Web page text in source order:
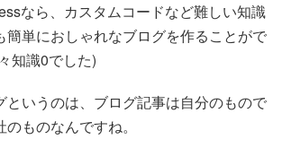
なら、カスタムコードなど難しい知識
簡単におしゃれなブログを作ることがで
知識0でした)
というのは、ブログ記事は自分のもので
ものなんですね。